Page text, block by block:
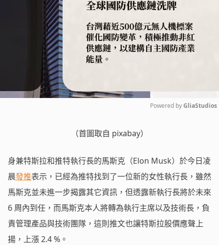
Powered by GliaStudios
（首圖取自 pixabay）
身兼特斯拉和推特執行長的馬斯克（Elon Musk）於今日凌
晨發推表示，已經為推特找到了一位新的女性執行長，雖然
馬斯克並未進一步揭露其它資訊，但透露新執行長將於未來
6 周內到任，而馬斯克本人將轉為執行主席以及技術長，負
責管理產品與技術團隊，這則推文也讓特斯拉股價應聲上
揚，上漲 2.4 %。